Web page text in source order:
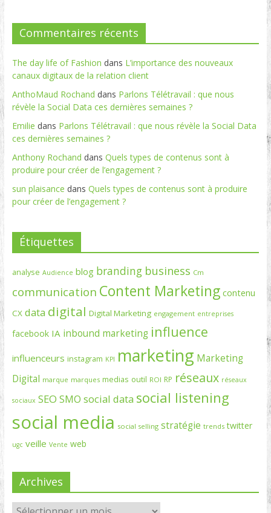
Commentaires récents
The day life of Fashion dans L’importance des nouveaux
canaux digitaux de la relation client
AnthoMaud Rochand dans Parlons Télétravail : que nous
révèle la Social Data ces dernières semaines ?
Emilie dans Parlons Télétravail : que nous révèle la Social Data
ces dernières semaines ?
Anthony Rochand dans Quels types de contenus sont à
produire pour créer de l’engagement ?
sun plaisance dans Quels types de contenus sont à produire
pour créer de l’engagement ?
Étiquettes
analyse Audience blog branding business Cm
communication Content Marketing contenu
CX data digital Digital Marketing engagement entreprises
facebook IA inbound marketing influence
influenceurs instagram KPI marketing Marketing
Digital marque marques medias outil ROI RP réseaux réseaux
sociaux SEO SMO social data social listening
social media social selling stratégie trends twitter
ugc veille Vente web
Archives